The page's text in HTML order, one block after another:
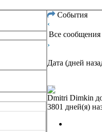
События
‹
Все сообщения
›
Дата (дней
Dmitri Dimkin
3801 дней(я)